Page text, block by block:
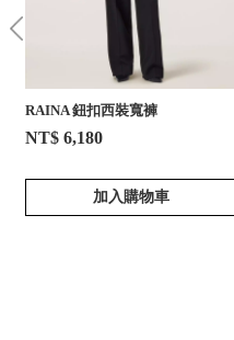
RAINA 鈕扣西裝寬褲
NT$ 6,180
加入購物車